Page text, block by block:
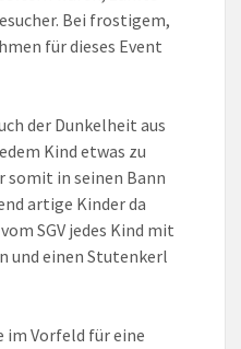
Bei frostigem,
für dieses Event
der Dunkelheit aus
Kind etwas zu
somit in seinen Bann
artige Kinder da
SGV jedes Kind mit
und einen Stutenkerl
im Vorfeld für eine